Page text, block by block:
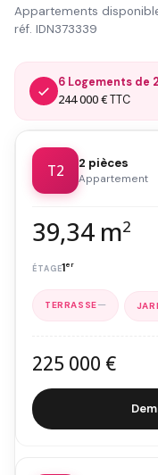
Appartements
réf. IDN373339
6 Logements de
244 000 €TTC
T2 2 pièces
Appartement
39,34 m2
1er
—
225 000 €